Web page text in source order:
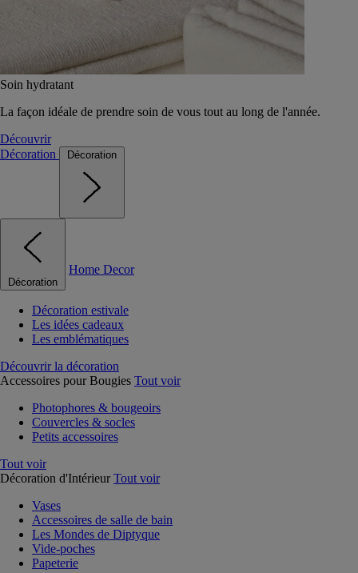
Soin hydratant
La façon idéale de prendre soin de vous tout au long de l'année.
Découvrir
Décoration
Décoration
Décoration
Home Decor
Décoration estivale
Les idées cadeaux
Les emblématiques
Découvrir la décoration
Accessoires pour Bougies Tout voir
Photophores & bougeoirs
Couvercles & socles
Petits accessoires
Tout voir
Décoration d'Intérieur Tout voir
Vases
Accessoires de salle de bain
Les Mondes de Diptyque
Vide-poches
Papeterie